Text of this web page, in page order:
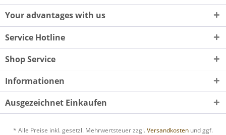
Your advantages with us
Service Hotline
Shop Service
Informationen
Ausgezeichnet Einkaufen
* Alle Preise inkl. gesetzl. Mehrwertsteuer zzgl. Versandkosten und ggf.